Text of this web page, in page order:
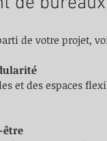
de votre projet,
être